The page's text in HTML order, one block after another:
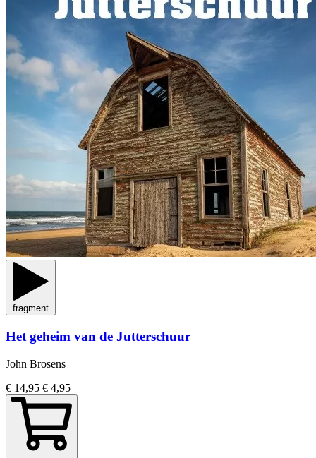
fragment
Het geheim van de Jutterschuur
John Brosens
€ 14,95 € 4,95